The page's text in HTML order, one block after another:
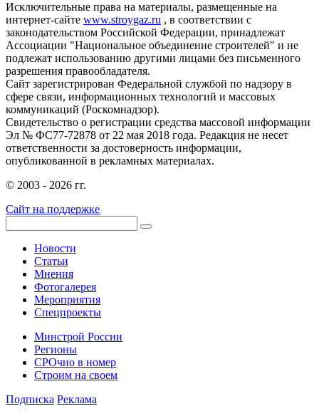
Исключительные права на материалы, размещенные на
интернет-сайте www.stroygaz.ru , в соответствии с
законодательством Российской Федерации, принадлежат
Ассоциации "Национальное объединение строителей" и не
подлежат использованию другими лицами без письменного
разрешения правообладателя.
Сайт зарегистрирован Федеральной службой по надзору в
сфере связи, информационных технологий и массовых
коммуникаций (Роскомнадзор).
Свидетельство о регистрации средства массовой информации
Эл № ФС77-72878 от 22 мая 2018 года. Редакция не несет
ответственности за достоверность информации,
опубликованной в рекламных материалах.
© 2003 - 2026 гг.
Сайт на поддержке
Новости
Статьи
Мнения
Фотогалерея
Мероприятия
Спецпроекты
Минстрой России
Регионы
СРОчно в номер
Строим на своем
Подписка Реклама